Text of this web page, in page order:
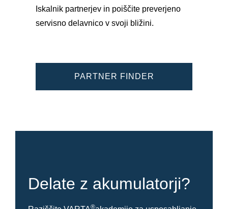
Iskalnik partnerjev in poiščite preverjeno
servisno delavnico v svoji bližini.
PARTNER FINDER
Delate z akumulatorji?
®